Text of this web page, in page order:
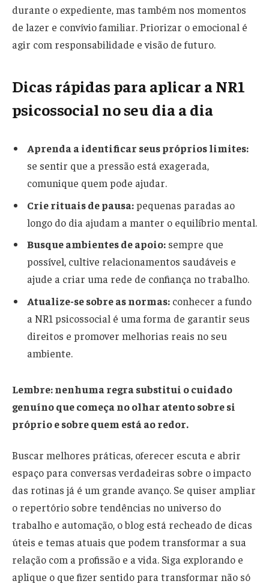
durante o expediente, mas também nos momentos
de lazer e convívio familiar. Priorizar o emocional é
agir com responsabilidade e visão de futuro.
Dicas rápidas para aplicar a NR1
psicossocial no seu dia a dia
Aprenda a identificar seus próprios limites:
se sentir que a pressão está exagerada,
comunique quem pode ajudar.
Crie rituais de pausa:pequenas paradas ao
longo do dia ajudam a manter o equilíbrio mental.
Busque ambientes de apoio: sempre que
possível, cultive relacionamentos saudáveis e
ajude a criar uma rede de confiança no trabalho.
Atualize-se sobre as normas: conhecer a fundo
a NR1 psicossocial é uma forma de garantir seus
direitos e promover melhorias reais no seu
ambiente.
Lembre: nenhuma regra substitui o cuidado
genuíno que começa no olhar atento sobre si
próprio e sobre quem está ao redor.
Buscar melhores práticas, oferecer escuta e abrir
espaço para conversas verdadeiras sobre o impacto
das rotinas já é um grande avanço. Se quiser ampliar
o repertório sobre tendências no universo do
trabalho e automação, o blog está recheado de dicas
úteis e temas atuais que podem transformar a sua
relação com a profissão e a vida. Siga explorando e
aplique o que fizer sentido para transformar não só